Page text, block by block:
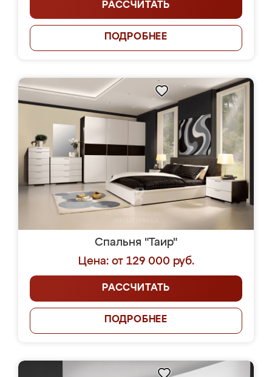
РАССЧИТАТЬ
ПОДРОБНЕЕ
Спальня "Таир"
Цена: от 129 000 руб.
РАССЧИТАТЬ
ПОДРОБНЕЕ